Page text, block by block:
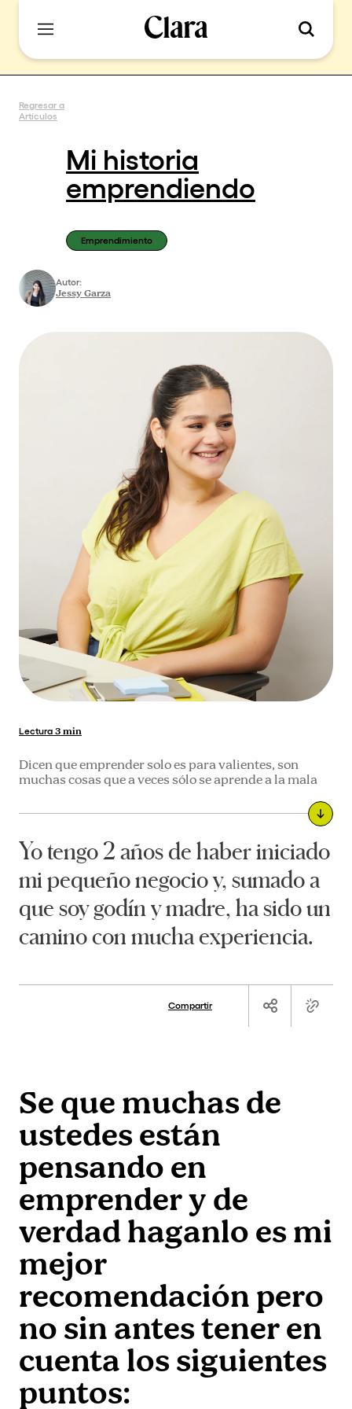
Regresar a
Artículos
Mi historia
emprendiendo
Emprendimiento
Autor:
Jessy Garza
Lectura 3 min
Dicen que emprender solo es para valientes, son
muchas cosas que a veces sólo se aprende a la mala
Yo tengo 2 años de haber iniciado
mi pequeño negocio y, sumado a
que soy godín y madre, ha sido un
camino con mucha experiencia.
Compartir
Se que muchas de
ustedes están
pensando en
emprender y de
verdad haganlo es mi
mejor
recomendación pero
no sin antes tener en
cuenta los siguientes
puntos: